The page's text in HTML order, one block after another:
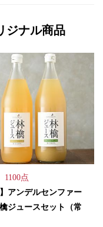
ジナル商品
1100点
】アンデルセンファー
ジュースセット（常